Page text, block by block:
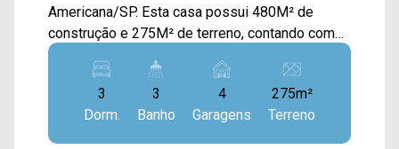
Americana/SP. Esta casa possui 480M² de
construção e 275M² de terreno, contando com
uma ampla sala de estar e de jantar integradas
com sacada, cozinha planejada (com
encanamento para lava louça), sótão, jardim de
inverno, espaço gourmet com churrasqueira e
área de serviço. Oferece acabamento em
3
Dorm.
3
Banho
4
Garagens
275m²
Terreno